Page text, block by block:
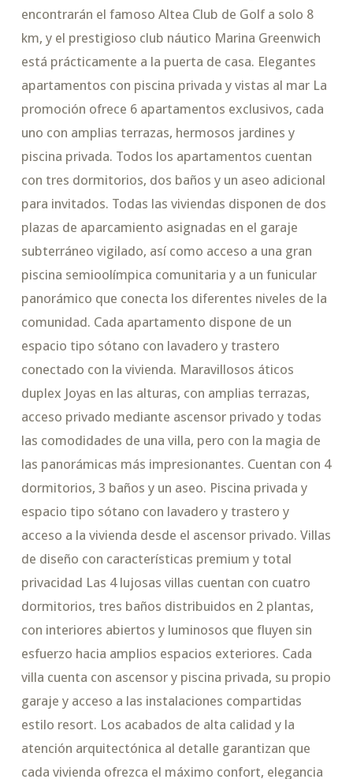
encontrarán el famoso Altea Club de Golf a solo 8
km, y el prestigioso club náutico Marina Greenwich
está prácticamente a la puerta de casa. Elegantes
apartamentos con piscina privada y vistas al mar La
promoción ofrece 6 apartamentos exclusivos, cada
uno con amplias terrazas, hermosos jardines y
piscina privada. Todos los apartamentos cuentan
con tres dormitorios, dos baños y un aseo adicional
para invitados. Todas las viviendas disponen de dos
plazas de aparcamiento asignadas en el garaje
subterráneo vigilado, así como acceso a una gran
piscina semioolímpica comunitaria y a un funicular
panorámico que conecta los diferentes niveles de la
comunidad. Cada apartamento dispone de un
espacio tipo sótano con lavadero y trastero
conectado con la vivienda. Maravillosos áticos
duplex Joyas en las alturas, con amplias terrazas,
acceso privado mediante ascensor privado y todas
las comodidades de una villa, pero con la magia de
las panorámicas más impresionantes. Cuentan con 4
dormitorios, 3 baños y un aseo. Piscina privada y
espacio tipo sótano con lavadero y trastero y
acceso a la vivienda desde el ascensor privado. Villas
de diseño con características premium y total
privacidad Las 4 lujosas villas cuentan con cuatro
dormitorios, tres baños distribuidos en 2 plantas,
con interiores abiertos y luminosos que fluyen sin
esfuerzo hacia amplios espacios exteriores. Cada
villa cuenta con ascensor y piscina privada, su propio
garaje y acceso a las instalaciones compartidas
estilo resort. Los acabados de alta calidad y la
atención arquitectónica al detalle garantizan que
cada vivienda ofrezca el máximo confort, elegancia